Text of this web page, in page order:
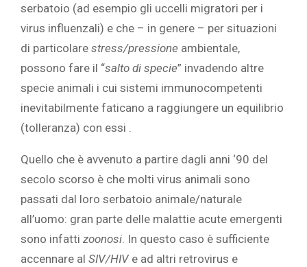
serbatoio (ad esempio gli uccelli migratori per i
virus influenzali) e che – in genere – per situazioni
di particolare stress/pressione ambientale,
possono fare il “salto di specie” invadendo altre
specie animali i cui sistemi immunocompetenti
inevitabilmente faticano a raggiungere un equilibrio
(tolleranza) con essi .
Quello che è avvenuto a partire dagli anni ‘90 del
secolo scorso è che molti virus animali sono
passati dal loro serbatoio animale/naturale
all’uomo: gran parte delle malattie acute emergenti
sono infatti zoonosi . In questo caso è sufficiente
accennare al SIV/HIVe ad altri retrovirus e